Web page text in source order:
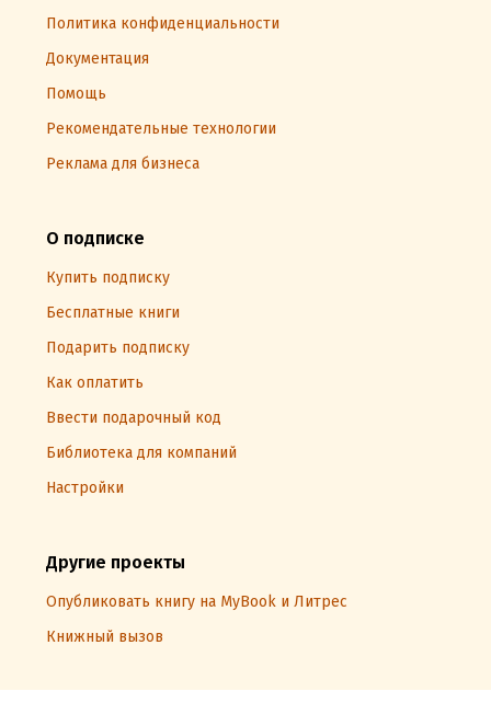
Политика конфиденциальности
Документация
Помощь
Рекомендательные технологии
Реклама для бизнеса
О подписке
Купить подписку
Бесплатные книги
Подарить подписку
Как оплатить
Ввести подарочный код
Библиотека для компаний
Настройки
Другие проекты
Опубликовать книгу на MyBook и Литрес
Книжный вызов